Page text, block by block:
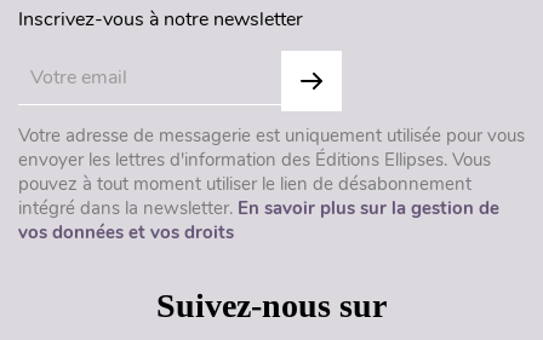
Inscrivez-vous à notre newsletter
Votre adresse de messagerie est uniquement utilisée pour vous
envoyer les lettres d'information des Éditions Ellipses. Vous
pouvez à tout moment utiliser le lien de désabonnement
intégré dans la newsletter. En savoir plus sur la gestion de
vos données et vos droits
Suivez-nous sur